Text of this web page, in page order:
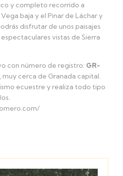
y completo recorrido a
baja y el Pinar de Láchar y
disfrutar de unos paisajes
vistas de Sierra
con número de registro: GR-
muy cerca de Granada capital.
ecuestre y realiza todo tipo